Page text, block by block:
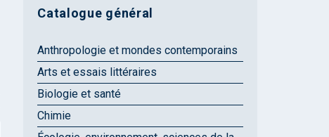
Catalogue général
Anthropologie et mondes contemporains
Arts et essais littéraires
Biologie et santé
Chimie